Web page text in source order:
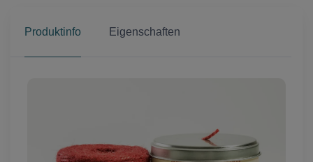
Produktinfo Eigenschaften